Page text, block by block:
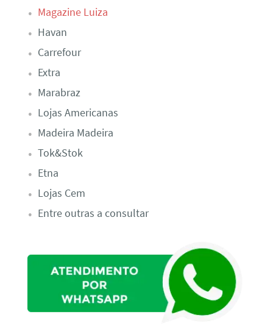
Magazine Luiza
Havan
Carrefour
Extra
Marabraz
Lojas Americanas
Madeira Madeira
Tok&Stok
Etna
Lojas Cem
Entre outras a consultar